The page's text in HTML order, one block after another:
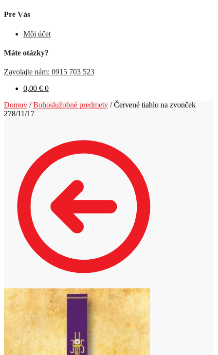
Pre Vás
Môj účet
Máte otázky?
Zavolajte nám: 0915 703 523
0,00 € 0
Domov /Bohoslužobné predmety /Červené tiahlo na zvonček
278/11/17